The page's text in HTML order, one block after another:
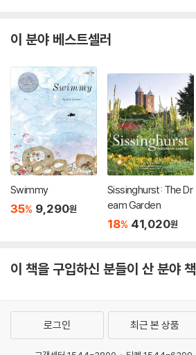
이 분야 베스트셀러
Swimmy
35% 9,290원
Sissinghurst: The Dr
eam Garden
18% 41,020원
이 책을 구입하신 분들이 산 분야 책
로그인 최근 본 상품